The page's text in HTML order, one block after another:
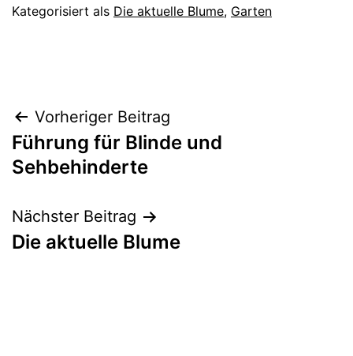
Kategorisiert als Die aktuelle Blume, Garten
Beitragsnavigation
Vorheriger Beitrag
Führung für Blinde und
Sehbehinderte
Nächster Beitrag
Die aktuelle Blume